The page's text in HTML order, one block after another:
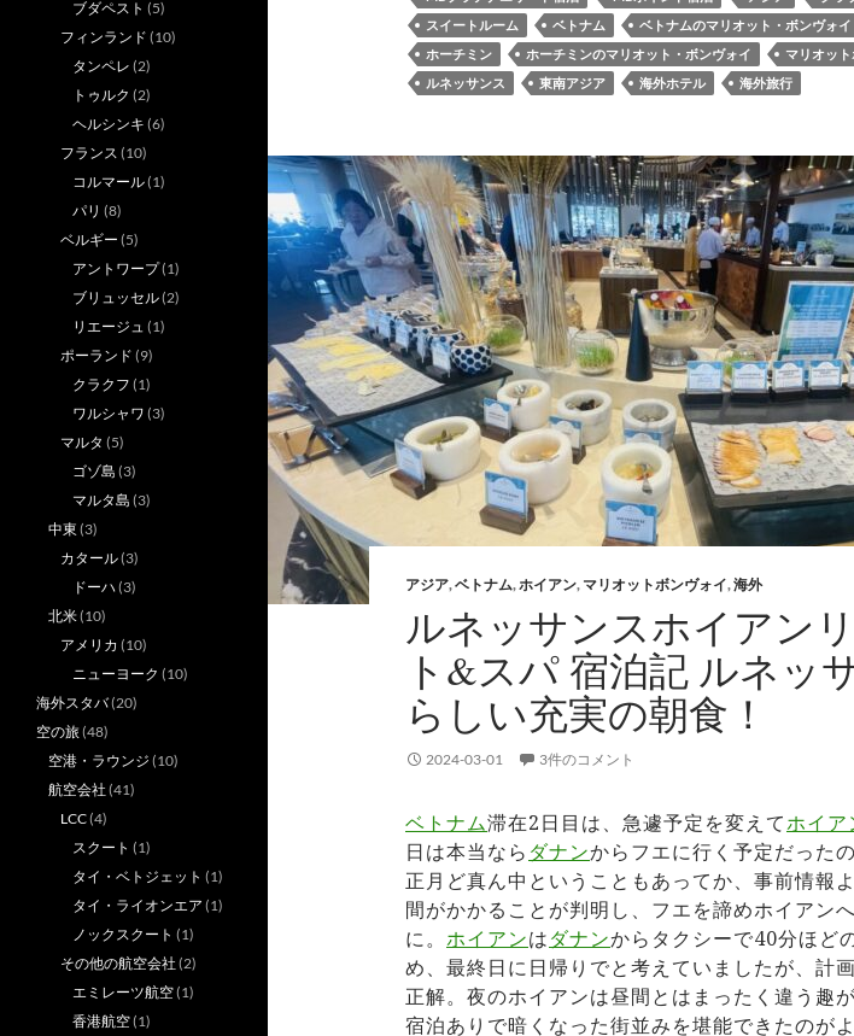
スイートルーム
ベトナム ベトナムのマリオット・ボンヴォイ
ホーチミン
ホーチミンのマリオット・ボンヴォイ
マリオッ
ルネッサンス
東南アジア 海外ホテル 海外旅行
アジア,ベトナム,ホイアン, マリオットボンヴォイ,海外
ルネッサンスホイアン
ト&スパ 宿泊記 ルネッ
らしい充実の朝食！
2024-03-01 3件のコメント
ベトナム滞在2日目は、急遽予定を変えてホイア
日は本当なら ダナンからフエに行く予定だった
正月ど真ん中ということもあってか、事前情報
間がかかることが判明し、フエを諦めホイアン
に。 ホイアンはダナンからタクシーで40分ほど
め、最終日に日帰りでと考えていましたが、計
正解。夜のホイアンは昼間とはまったく違う趣が
宿泊ありで暗くなった街並みを堪能できたのが
ブダペスト (5)
フィンランド (10)
タンペレ (2)
トゥルク (2)
ヘルシンキ (6)
フランス (10)
コルマール(1)
パリ (8)
ベルギー (5)
アントワープ(1)
ブリュッセル(2)
リエージュ (1)
ポーランド (9)
クラクフ (1)
ワルシャワ (3)
マルタ (5)
ゴゾ島 (3)
マルタ島 (3)
中東 (3)
カタール(3)
ドーハ(3)
北米(10)
アメリカ (10)
ニューヨーク (10)
海外スタバ(20)
空の旅(48)
空港・ラウンジ (10)
航空会社 (41)
LCC(4)
スクート (1)
タイ・ベトジェット (1)
タイ・ライオンエア (1)
ノックスクート (1)
その他の航空会社 (2)
エミレーツ航空(1)
香港航空(1)